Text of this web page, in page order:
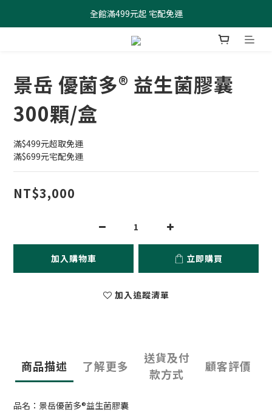
全館滿499元起 宅配免運
全館滿499元起 宅配免運
加入會員 $100元購物金現領現折
景岳 優菌多® 益生菌膠囊
300顆/盒
滿$499元超取免運
滿$699元宅配免運
NT$3,000
加入購物車 立即購買
加入追蹤清單
商品描述 了解更多
送貨及付
款方式
顧客評價
品名：景岳優菌多®益生菌膠囊